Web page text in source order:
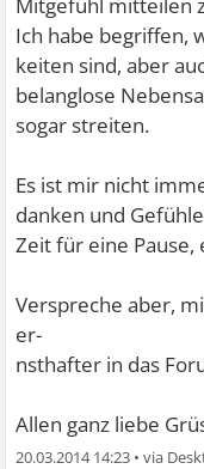
Ich habe begriffen,
keiten sind, aber
belanglose
sogar streiten.
Es ist mir nicht
danken und
Zeit für eine Pause,
Verspreche aber,
er-
nsthafter in das
Allen ganz liebe
20.03.2014 14:23 •